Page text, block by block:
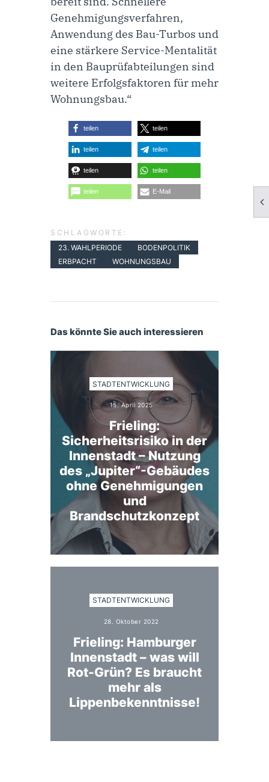
Genehmigungsverfahren,
Anwendung des Bau-Turbos und
eine stärkere Service-Mentalität
in den Bauprüfabteilungen sind
weitere Erfolgsfaktoren für mehr
Wohnungsbau.“
teilen teilen
teilen teilen
teilen teilen
teilen E-Mail
SCHLAGWORTE:
23. WAHLPERIODE
BODENPOLITIK
ERBPACHT
WOHNUNGSBAU
Das könnte Sie auch interessieren
STADTENTWICKLUNG
15. April 2025
Frieling:
Sicherheitsrisiko in der
Innenstadt – Nutzung
des „Jupiter“-Gebäudes
ohne Genehmigungen
und
Brandschutzkonzept
STADTENTWICKLUNG
28. Oktober 2022
Frieling: Hamburger
Innenstadt – was will
Rot-Grün? Es braucht
mehr als
Lippenbekenntnisse!